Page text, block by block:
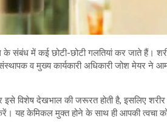
के संबंध में कई छोटी-छोटी गलतियां कर जाते
व मुख्य कार्यकारी अधिकारी जोश मेयर ने
इसे विशेष देखभाल की जरूरत होती है, इसलिए
यह केमिकल मुक्त होने के साथ ही आपकी त्वचा